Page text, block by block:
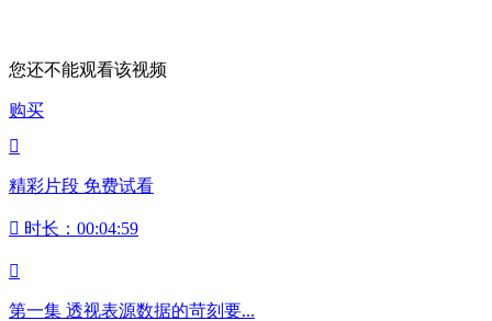
您还不能观看该视频
购买

精彩片段 免费试看
 时长：00:04:59

第一集 透视表源数据的苛刻要...